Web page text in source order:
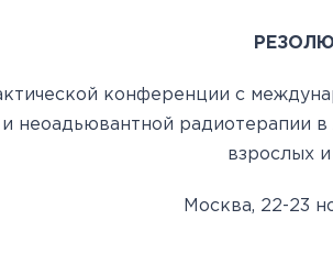
конференции с
неоадьювантной радиотерапии в
взрослых
Москва, 22-23